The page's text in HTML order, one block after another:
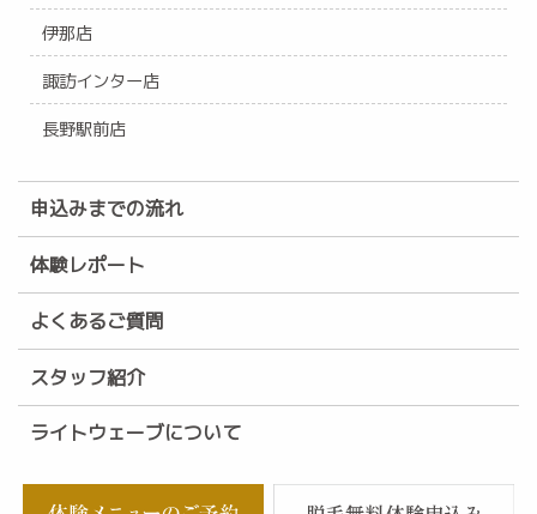
伊那店
諏訪インター店
長野駅前店
申込みまでの流れ
体験レポート
よくあるご質問
スタッフ紹介
ライトウェーブについて